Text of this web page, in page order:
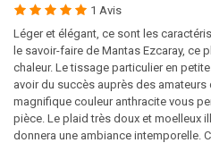
1 Avis
Léger et élégant, ce sont les
le savoir-faire de Mantas Ezcaray, ce
chaleur. Le tissage particulier en
avoir du succès auprès des
magnifique couleur anthracite vous
pièce. Le plaid très doux et moelleux
donnera une ambiance intemporelle.